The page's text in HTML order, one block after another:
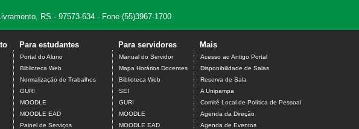
RS - 97573-634 - Fone (55)3967-1700
Para estudantes
Portal do Aluno
Biblioteca Web
Normalização de Trabalhos
GURI
MOODLE
MOODLE EAD
Painel de Serviços
Para servidores
Manual do Servidor
Mapa Horários Docentes
Biblioteca Web
SEI
GURI
MOODLE
MOODLE EAD
Mais
Acesso ao Antigo Portal
Disponibilidade de Salas
Reserva de Sala
A Unipampa
Comitê Local de Política de Pessoal
Agenda da Direção
Agenda de Eventos